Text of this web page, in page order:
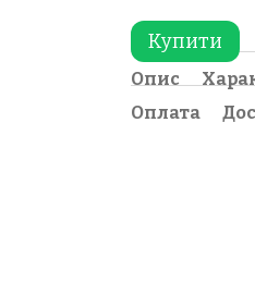
Купити
Опис
Оплата